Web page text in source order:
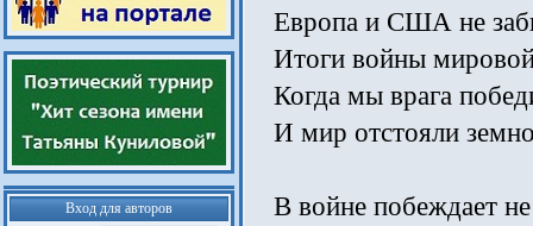
Вход для авторов
Европа и США не
Итоги войны
Когда мы врага
И мир отстояли
В войне побеждает